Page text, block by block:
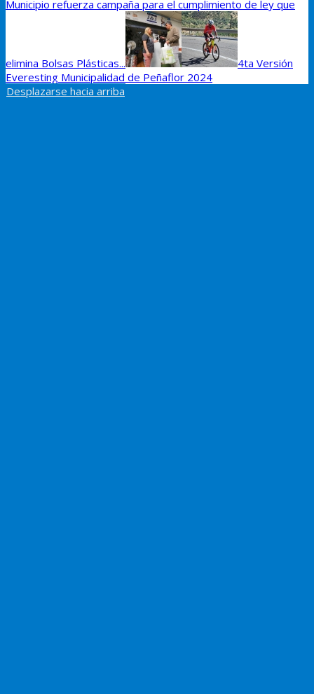
Municipio refuerza campaña para el cumplimiento de ley que
elimina Bolsas Plásticas...
4ta Versión
Everesting Municipalidad de Peñaflor 2024
Desplazarse hacia arriba